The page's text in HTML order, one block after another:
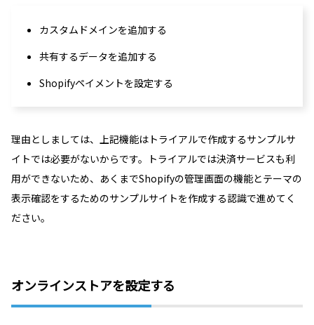
カスタムドメインを追加する
共有するデータを追加する
Shopifyペイメントを設定する
理由としましては、上記機能はトライアルで作成するサンプルサ
イトでは必要がないからです。トライアルでは決済サービスも利
用ができないため、あくまでShopifyの管理画面の機能とテーマの
表示確認をするためのサンプルサイトを作成する認識で進めてく
ださい。
オンラインストアを設定する